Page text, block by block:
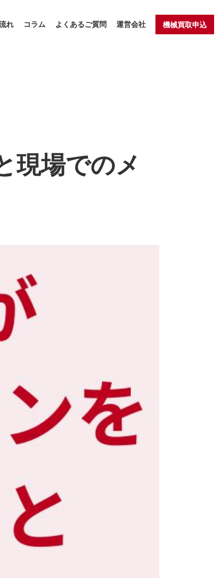
れ コラム よくあるご質問 運営会社 機械買取申込
現場でのメ